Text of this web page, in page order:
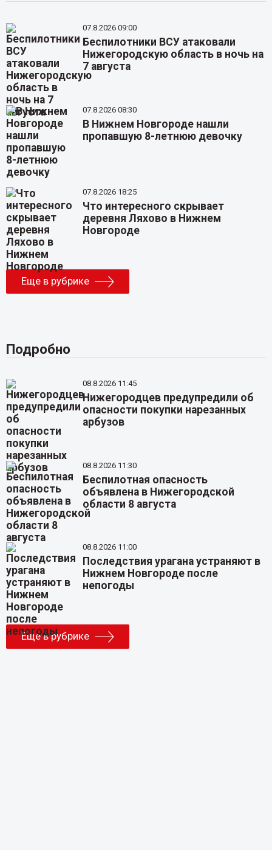
07.8.2026 09:00
Беспилотники ВСУ атаковали
Нижегородскую область в ночь на
7 августа
07.8.2026 08:30
В Нижнем Новгороде нашли
пропавшую 8-летнюю девочку
07.8.2026 18:25
Что интересного скрывает
деревня Ляхово в Нижнем
Новгороде
Еще в рубрике
Подробно
08.8.2026 11:45
Нижегородцев предупредили об
опасности покупки нарезанных
арбузов
08.8.2026 11:30
Беспилотная опасность
объявлена в Нижегородской
области 8 августа
08.8.2026 11:00
Последствия урагана устраняют в
Нижнем Новгороде после
непогоды
Еще в рубрике